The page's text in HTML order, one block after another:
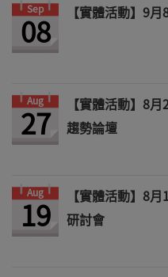
Sep
08 【實體活動】9
Aug
27
【實體活動】8
趨勢論壇
Aug
19
【實體活動】8
研討會